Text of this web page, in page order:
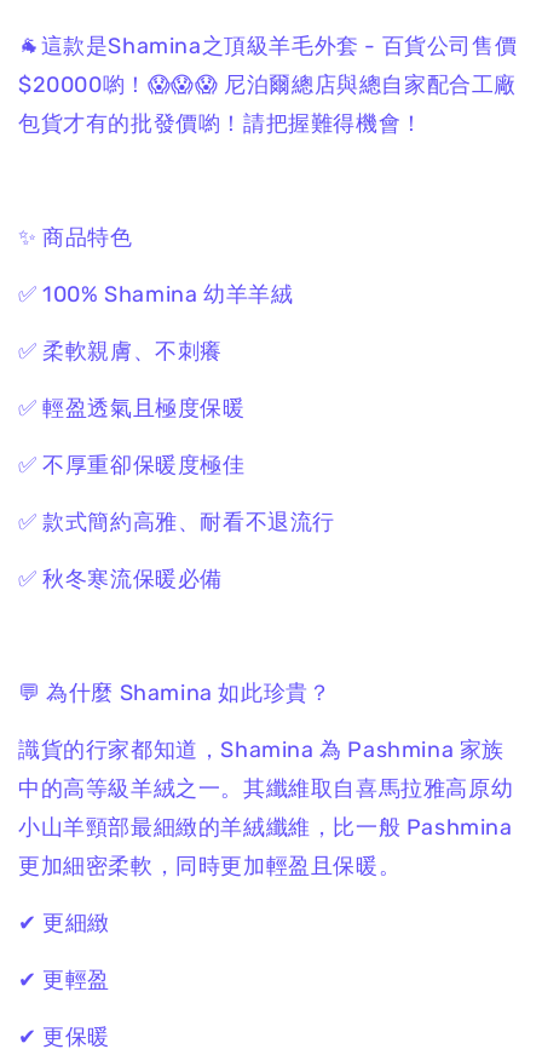
🐐這款是Shamina之頂級羊毛外套 - 百貨公司售價
$20000喲！😱😱😱 尼泊爾總店與總自家配合工廠
包貨才有的批發價喲！請把握難得機會！
✨ 商品特色
✅ 100% Shamina 幼羊羊絨
✅ 柔軟親膚、不刺癢
✅ 輕盈透氣且極度保暖
✅ 不厚重卻保暖度極佳
✅ 款式簡約高雅、耐看不退流行
✅ 秋冬寒流保暖必備
💬 為什麼 Shamina 如此珍貴？
識貨的行家都知道，Shamina 為 Pashmina 家族
中的高等級羊絨之一。其纖維取自喜馬拉雅高原幼
小山羊頸部最細緻的羊絨纖維，比一般 Pashmina
更加細密柔軟，同時更加輕盈且保暖。
✔ 更細緻
✔ 更輕盈
✔ 更保暖